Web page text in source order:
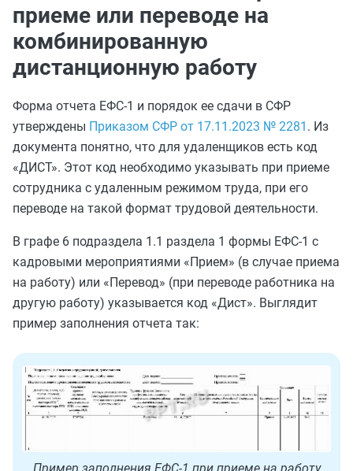
приеме или переводе на
комбинированную
дистанционную работу
Форма отчета ЕФС-1 и порядок ее сдачи в СФР
утверждены Приказом СФР от 17.11.2023 № 2281 . Из
документа понятно, что для удаленщиков есть код
«ДИСТ». Этот код необходимо указывать при приеме
сотрудника с удаленным режимом труда, при его
переводе на такой формат трудовой деятельности.
В графе 6 подраздела 1.1 раздела 1 формы ЕФС-1 с
кадровыми мероприятиями «Прием» (в случае приема
на работу) или «Перевод» (при переводе работника на
другую работу) указывается код «Дист». Выглядит
пример заполнения отчета так: